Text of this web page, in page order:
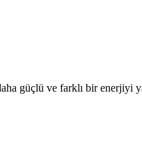
güçlü ve farklı bir enerjiyi